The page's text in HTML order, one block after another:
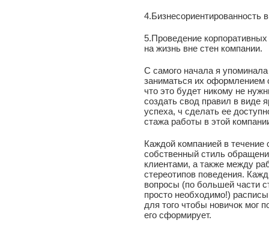
4.Бизнесориентированность
5.Проведение
на жизнь вне стен компании.
С самого начала я
заниматься их оформлением
что это будет никому не
создать свод правил в виде
успеха, ч сделать ее
стажа работы в этой
Каждой компанией в
собственный стиль
клиентами, а также между
стереотипов поведения.
вопросы (по большей части
просто необходимо!)
для того чтобы новичок мог
его сформирует.